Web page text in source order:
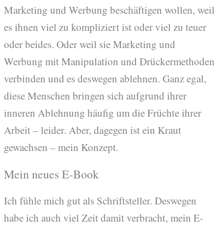
Marketing und Werbung beschäftigen wollen, weil
es ihnen viel zu kompliziert ist oder viel zu teuer
oder beides. Oder weil sie Marketing und
Werbung mit Manipulation und Drückermethoden
verbinden und es deswegen ablehnen. Ganz egal,
diese Menschen bringen sich aufgrund ihrer
inneren Ablehnung häufig um die Früchte ihrer
Arbeit – leider. Aber, dagegen ist ein Kraut
gewachsen – mein Konzept.
Mein neues E-Book
Ich fühle mich gut als Schriftsteller. Deswegen
habe ich auch viel Zeit damit verbracht, mein E-